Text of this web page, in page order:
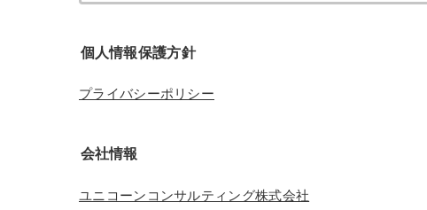
個人情報保護方針
プライバシーポリシー
会社情報
ユニコーンコンサルティング株式会社